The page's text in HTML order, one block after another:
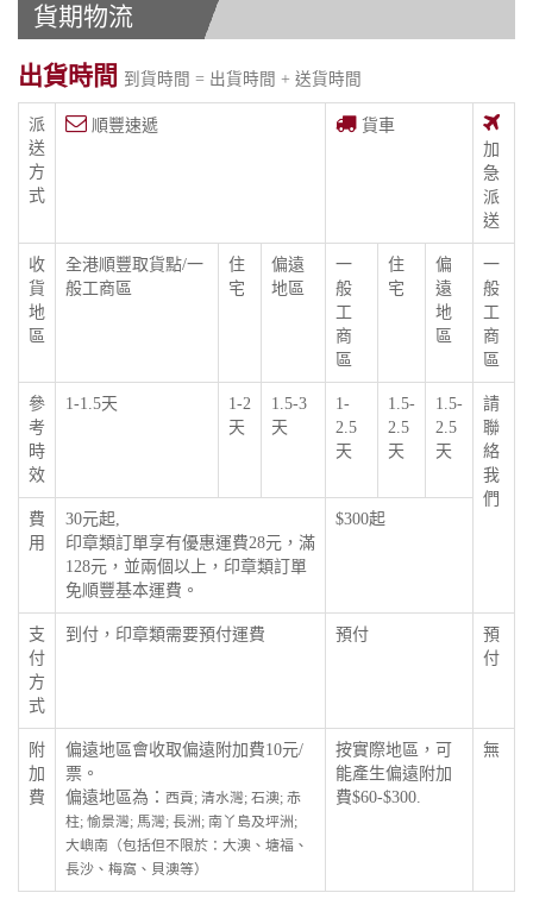
貨期物流
出貨時間 到貨時間 = 出貨時間 + 送貨時間
派
送
方
式
順豐速遞
貨車
加
急
派
送
收
貨
地
區
全港順豐取貨點/一
般工商區
住
宅
偏遠
地區
一
般
工
商
區
住
宅
偏
遠
地
區
一
般
工
商
區
參
考
時
效
1-1.5天
1-2
天
1.5-3
天
1-
2.5
天
1.5-
2.5
天
1.5-
2.5
天
請
聯
絡
我
們
費
用
30元起,
印章類訂單享有優惠運費28元，滿
128元，並兩個以上，印章類訂單
免順豐基本運費。
$300起
支
付
方
式
到付，印章類需要預付運費 預付
預
付
附
加
費
偏遠地區會收取偏遠附加費10元/
票。
偏遠地區為： 西貢; 清水灣; 石澳; 赤
柱; 愉景灣; 馬灣; 長洲; 南丫島及坪洲;
大嶼南（包括但不限於：大澳、塘福、
長沙、梅窩、貝澳等）
按實際地區，可
能產生偏遠附加
費$60-$300.
無